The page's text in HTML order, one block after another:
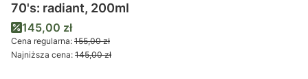
70's: radiant, 200ml
Cena promocyjna
145,00 zł
Cena regularna: 155,00 zł
Najniższa cena: 145,00 zł